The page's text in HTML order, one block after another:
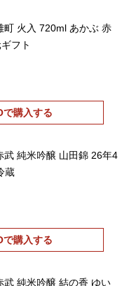
町 火入 720ml あかぶ 赤
フト
で購入する
武 純米吟醸 山田錦 26年4
蔵
で購入する
武 純米吟醸 結の香 ゆい